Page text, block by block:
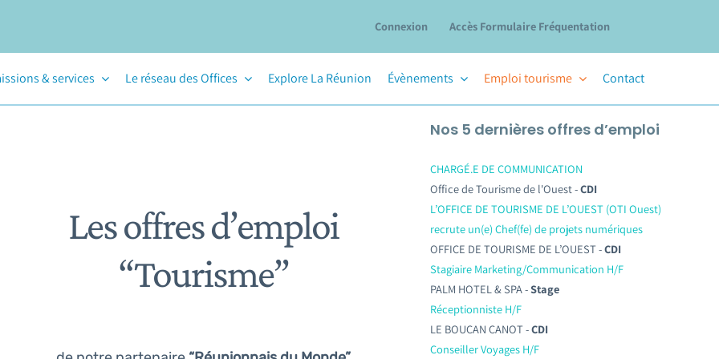
Connexion Accès Formulaire Fréquentation
& services Le réseau des Offices Explore La Réunion Évènements Emploi tourisme Contact
Les offres d’emploi
“Tourisme”
Nos 5 dernières offres d’emploi
CHARGÉ.E DE COMMUNICATION
Office de Tourisme de l'Ouest -CDI
L’OFFICE DE TOURISME DE L’OUEST (OTI Ouest)
recrute un(e) Chef(fe) de projets numériques
OFFICE DE TOURISME DE L’OUEST -CDI
Stagiaire Marketing/Communication H/F
PALM HOTEL & SPA -Stage
Réceptionniste H/F
LE BOUCAN CANOT -CDI
Conseiller Voyages H/F